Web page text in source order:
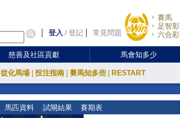
登入 /登記 常見問題
賽馬
足智彩
六合彩
慈善及社區貢獻 馬會知多少
從化馬場 投注指南 賽馬知多些 RESTART
馬匹資料 試閘結果 賽期表